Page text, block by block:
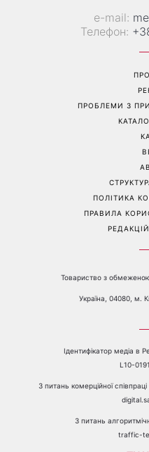
е-mail:
Телефон:
ПРОБЛЕМИ З
ПОЛІТИКА
ПРАВИЛА
Товариство з
Україна, 04080, м.
Ідентифікатор медіа в
L10-
З питань комерційної
З питань
traffic-